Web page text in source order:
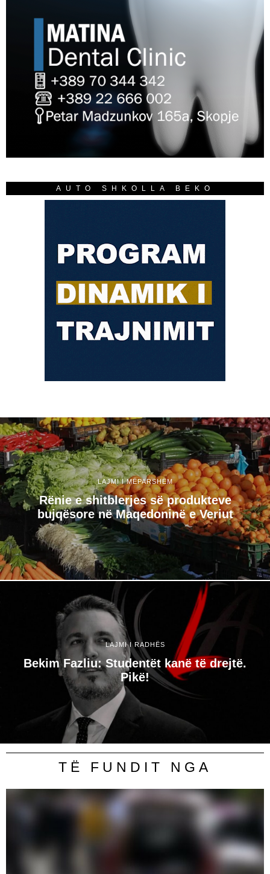
AUTO SHKOLLA BEKO
LAJMI I MËPARSHËM
Rënie e shitblerjes së produkteve
bujqësore në Maqedoninë e Veriut
LAJMI I RADHËS
Bekim Fazliu: Studentët kanë të drejtë.
Pikë!
TË FUNDIT NGA